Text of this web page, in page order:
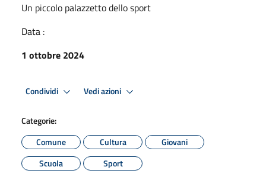
Un piccolo palazzetto dello sport
Data :
1 ottobre 2024
Condividi Vedi azioni
Categorie:
Comune
Cultura
Giovani
Scuola
Sport